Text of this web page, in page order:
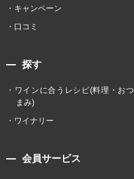
キャンペーン
口コミ
探す
ワインに合うレシピ(料理・おつ
まみ)
ワイナリー
会員サービス